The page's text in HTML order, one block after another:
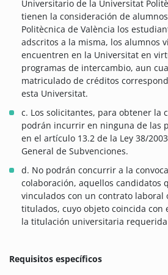
Universitario de la Universitat
tienen la consideración de
Politècnica de València los
adscritos a la misma, los alumnos
encuentren en la Universitat en
programas de intercambio, aun
matriculado de créditos
esta Universitat.
c. Los solicitantes, para obtener la
podrán incurrir en ninguna de las
en el artículo 13.2 de la Ley 38/
General de Subvenciones.
d. No podrán concurrir a la
colaboración, aquellos candidatos
vinculados con un contrato laboral
titulados, cuyo objeto coincida con
la titulación universitaria
Requisitos específicos